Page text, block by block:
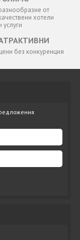
от
хотели
услуги
без конкуренция